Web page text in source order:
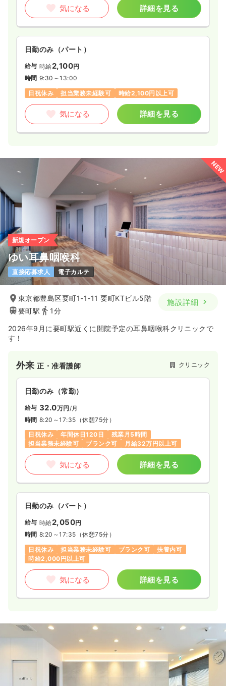
気になる 詳細を見る
日勤のみ（パート）
給与 時給2,100円
時間 9:30～13:00
日祝休み
担当業務未経験可 時給2,100円以上可
気になる 詳細を見る
NEW
新規オープン
ゆい耳鼻咽喉科
直接応募求人 電子カルテ
東京都豊島区要町1-1-11 要町KTビル5階
要町駅
1分
施設詳細
2026年9月に要町駅近くに開院予定の耳鼻咽喉科クリニックで
す！
外来正・准看護師 クリニック
日勤のみ（常勤）
給与 32.0万円 /月
時間 8:20～17:35 （休憩75分）
日祝休み
年間休日120日
残業月5時間
担当業務未経験可
ブランク可 月給32万円以上可
気になる 詳細を見る
日勤のみ（パート）
給与 時給2,050円
時間 8:20～17:35 （休憩75分）
日祝休み
担当業務未経験可 ブランク可
扶養内可
時給2,000円以上可
気になる 詳細を見る